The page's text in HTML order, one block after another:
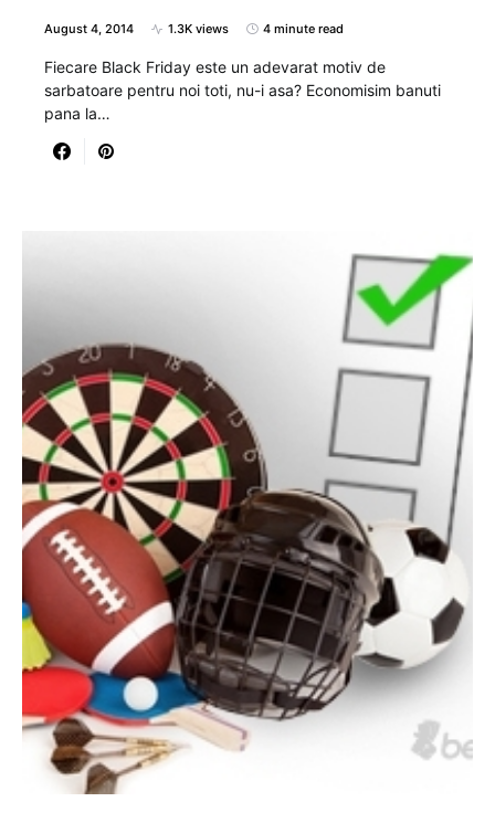
August 4, 2014 1.3K views 4 minute read
Fiecare Black Friday este un adevarat motiv de
sarbatoare pentru noi toti, nu-i asa? Economisim banuti
pana la…